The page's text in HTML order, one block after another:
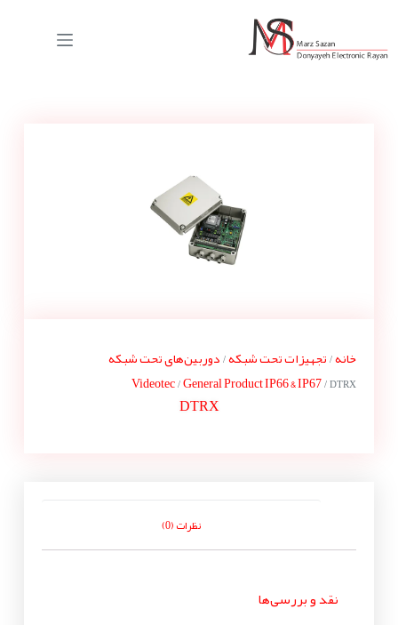
خانه/ تجهیزات تحت شبکه/ دوربین‌های تحت شبکه
Videotec /General Product IP66 & IP67 / DTRX
DTRX
نظرات (0)
نقد و بررسی‌ها